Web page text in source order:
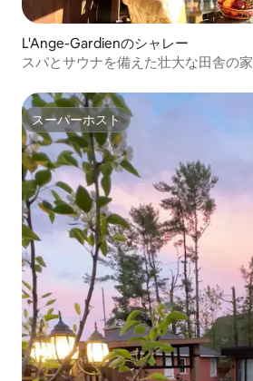
L'Ange-Gardienのシャレー
スパとサウナを備えた壮大な田舎の家
スーパーホスト
スーパーホスト